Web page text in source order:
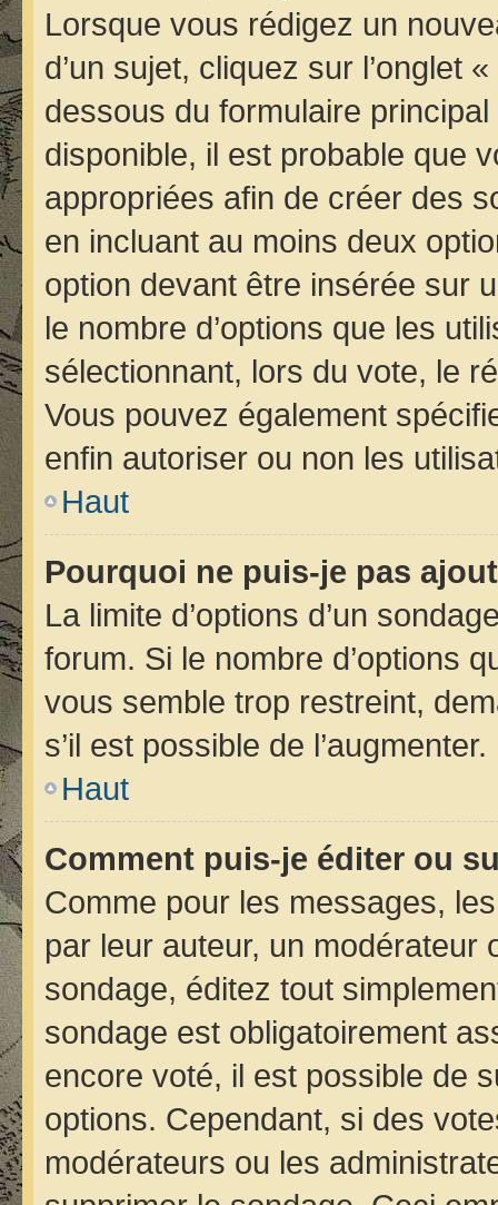
Lorsque vous rédigez un
d’un sujet, cliquez sur l’onglet
dessous du formulaire
disponible, il est probable que
appropriées afin de créer des
en incluant au moins deux
option devant être insérée sur
le nombre d’options que les
sélectionnant, lors du vote, le
Vous pouvez également
enfin autoriser ou non les
Haut
Pourquoi ne puis-je pas
La limite d’options d’un
forum. Si le nombre d’options
vous semble trop restreint,
s’il est possible de l’augmenter.
Haut
Comment puis-je éditer ou
Comme pour les messages,
par leur auteur, un modérateur
sondage, éditez tout
sondage est obligatoirement
encore voté, il est possible de
options. Cependant, si des
modérateurs ou les